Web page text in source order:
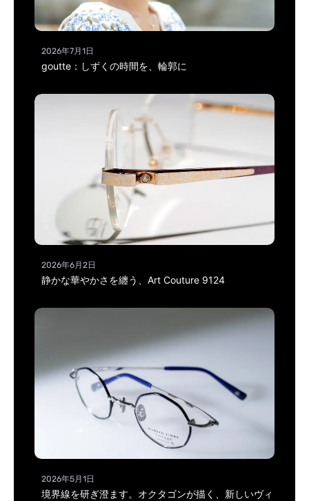
2026年7月1日
goutte：しずくの時間を、輪郭に
2026年6月2日
静かな華やかさを纏う、Art Couture 9124
2026年5月1日
境界線を研ぎ澄ます。オクタゴンが描く、新しいヴィ